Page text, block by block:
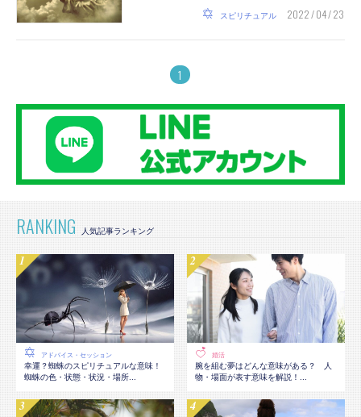
スピリチュアル 2022 / 04 / 23
1
RANKING
アドバイス・セッション
幸運？蜘蛛のスピリチュアルな意味！
蜘蛛の色・状態・状況・場所...
婚活
腕を組む夢はどんな意味がある？ 人
物・場面が表す意味を解説！...